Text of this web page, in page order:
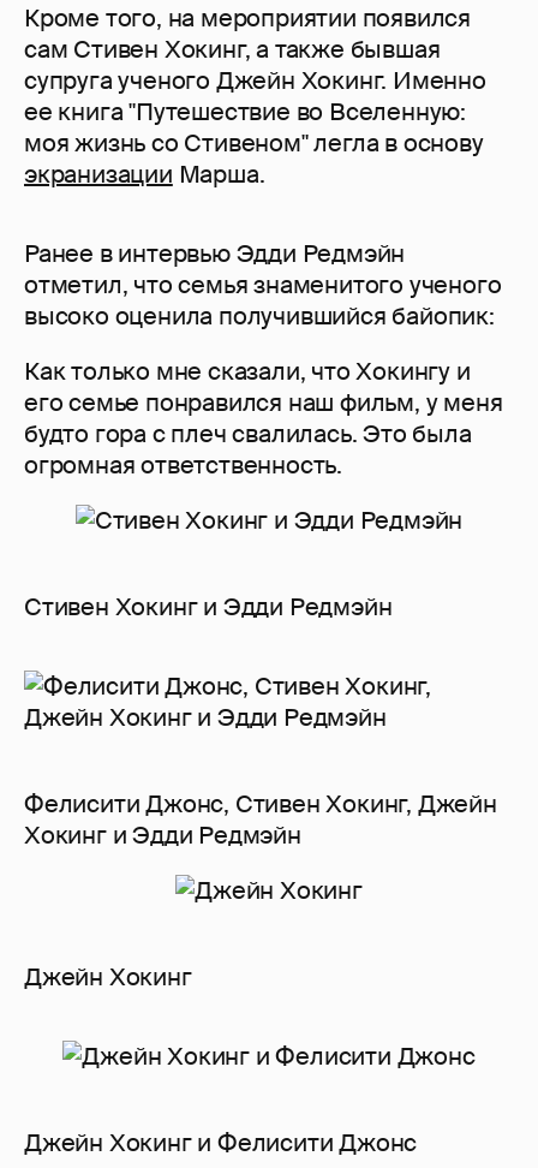
Кроме того, на мероприятии появился
сам Стивен Хокинг, а также бывшая
супруга ученого Джейн Хокинг. Именно
ее книга "Путешествие во Вселенную:
моя жизнь со Стивеном" легла в основу
экранизации Марша.
Ранее в интервью Эдди Редмэйн
отметил, что семья знаменитого ученого
высоко оценила получившийся байопик:
Как только мне сказали, что Хокингу и
его семье понравился наш фильм, у меня
будто гора с плеч свалилась. Это была
огромная ответственность.
Стивен Хокинг и Эдди Редмэйн
Фелисити Джонс, Стивен Хокинг, Джейн
Хокинг и Эдди Редмэйн
Джейн Хокинг
Джейн Хокинг и Фелисити Джонс